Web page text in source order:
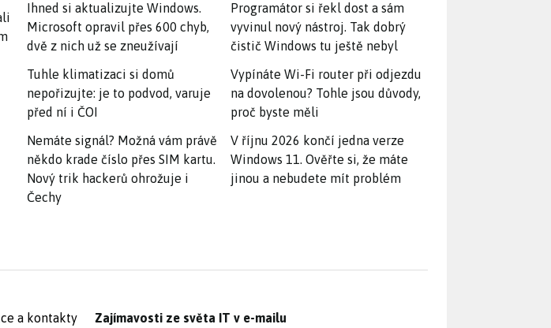
Ihned si aktualizujte Windows.
Microsoft opravil přes 600 chyb,
dvě z nich už se zneužívají
Tuhle klimatizaci si domů
nepořizujte: je to podvod, varuje
před ní i ČOI
Nemáte signál? Možná vám právě
někdo krade číslo přes SIM kartu.
Nový trik hackerů ohrožuje i
Čechy
Programátor si řekl dost a sám
vyvinul nový nástroj. Tak dobrý
čistič Windows tu ještě nebyl
Vypínáte Wi-Fi router při odjezdu
na dovolenou? Tohle jsou důvody,
proč byste měli
V říjnu 2026 končí jedna verze
Windows 11. Ověřte si, že máte
jinou a nebudete mít problém
a kontakty Zajímavosti ze světa IT v e-mailu